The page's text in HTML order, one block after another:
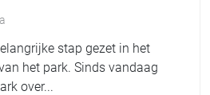
stap gezet in het
het park. Sinds vandaag
over...